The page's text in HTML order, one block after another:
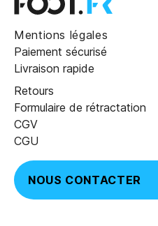
Mentions légales
Paiement sécurisé
Livraison rapide
Retours
Formulaire de rétractation
CGV
CGU
NOUS CONTACTER